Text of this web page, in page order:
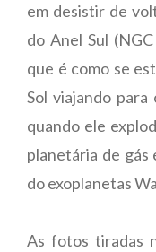
em desistir de
do Anel Sul
que é como se
Sol viajando
quando ele
planetária de
do exoplanetas
As fotos tiradas